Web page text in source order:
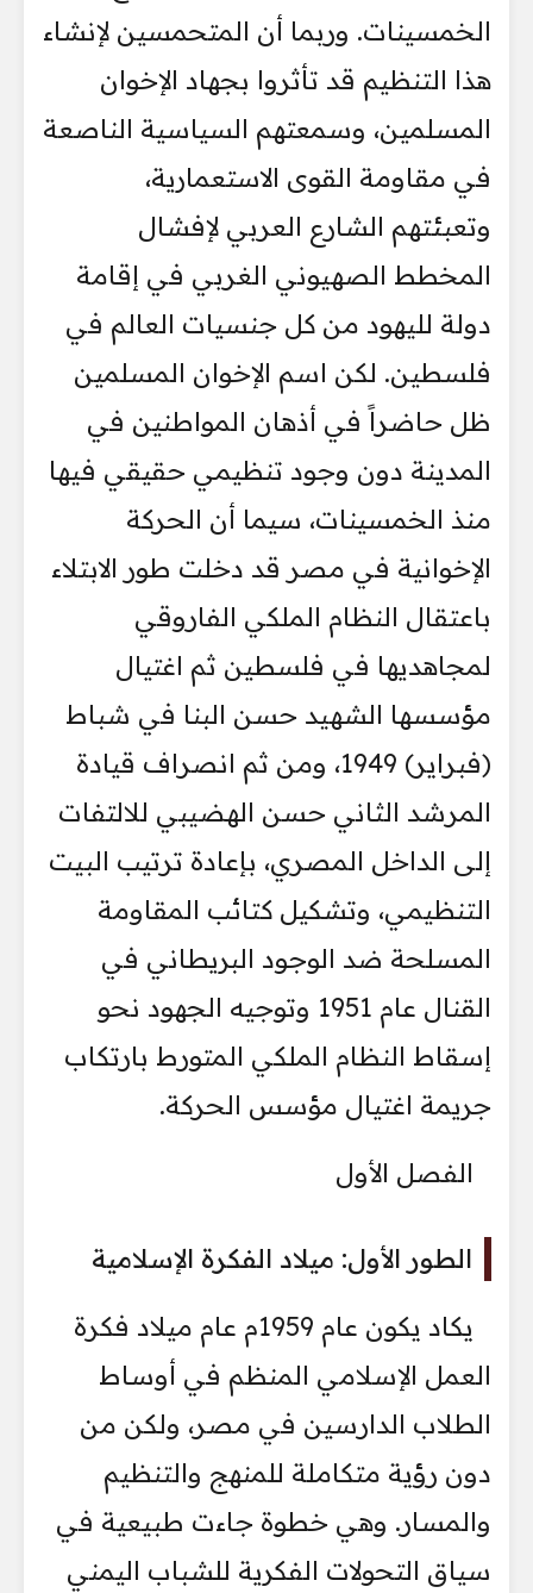
الخمسينات. وربما أن المتحمسين لإنشاء
هذا التنظيم قد تأثروا بجهاد الإخوان
المسلمين، وسمعتهم السياسية الناصعة
في مقاومة القوى الاستعمارية،
وتعبئتهم الشارع العربي لإفشال
المخطط الصهيوني الغربي في إقامة
دولة لليهود من كل جنسيات العالم في
فلسطين. لكن اسم الإخوان المسلمين
ظل حاضراً في أذهان المواطنين في
المدينة دون وجود تنظيمي حقيقي فيها
منذ الخمسينات، سيما أن الحركة
الإخوانية في مصر قد دخلت طور الابتلاء
باعتقال النظام الملكي الفاروقي
لمجاهديها في فلسطين ثم اغتيال
مؤسسها الشهيد حسن البنا في شباط
(فبراير) 1949، ومن ثم انصراف قيادة
المرشد الثاني حسن الهضيبي للالتفات
إلى الداخل المصري، بإعادة ترتيب البيت
التنظيمي، وتشكيل كتائب المقاومة
المسلحة ضد الوجود البريطاني في
القنال عام 1951 وتوجيه الجهود نحو
إسقاط النظام الملكي المتورط بارتكاب
جريمة اغتيال مؤسس الحركة.
الفصل الأول
الطور الأول: ميلاد الفكرة الإسلامية
يكاد يكون عام 1959م عام ميلاد فكرة
العمل الإسلامي المنظم في أوساط
الطلاب الدارسين في مصر، ولكن من
دون رؤية متكاملة للمنهج والتنظيم
والمسار. وهي خطوة جاءت طبيعية في
سياق التحولات الفكرية للشباب اليمني